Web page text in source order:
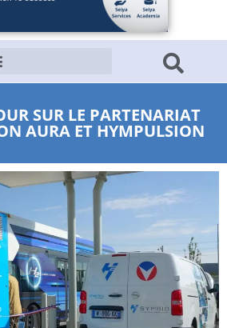
SUR LE PARTENARIAT
AURA ET HYMPULSION